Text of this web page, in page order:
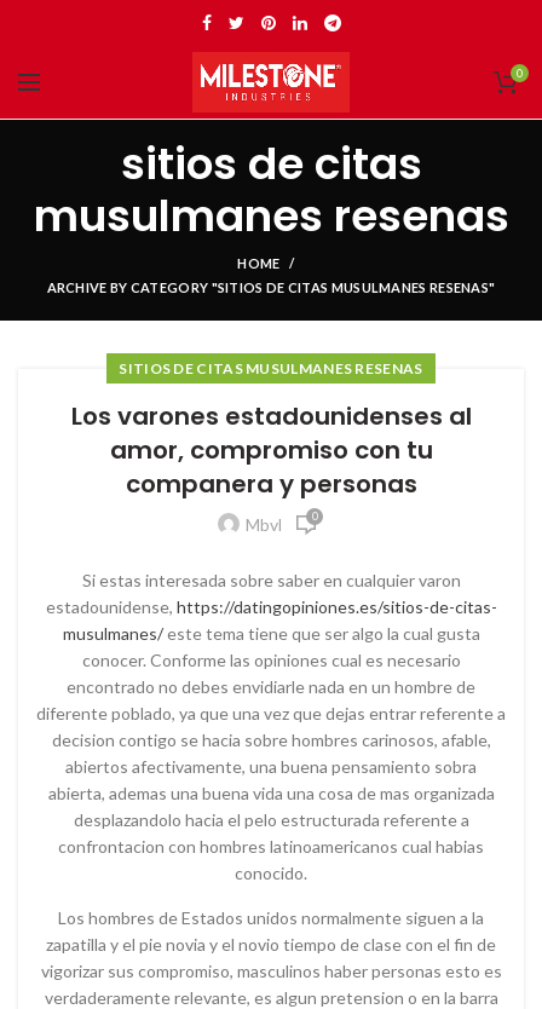
0
sitios de citas
musulmanes resenas
HOME
ARCHIVE BY CATEGORY "SITIOS DE CITAS MUSULMANES RESENAS"
SITIOS DE CITAS MUSULMANES RESENAS
Los varones estadounidenses al
amor, compromiso con tu
companera y personas
Mbvl 0
Si estas interesada sobre saber en cualquier varon
estadounidense, https://datingopiniones.es/sitios-de-citas-
musulmanes/este tema tiene que ser algo la cual gusta
conocer. Conforme las opiniones cual es necesario
encontrado no debes envidiarle nada en un hombre de
diferente poblado, ya que una vez que dejas entrar referente a
decision contigo se hacia sobre hombres carinosos, afable,
abiertos afectivamente, una buena pensamiento sobra
abierta, ademas una buena vida una cosa de mas organizada
desplazandolo hacia el pelo estructurada referente a
confrontacion con hombres latinoamericanos cual habias
conocido.
Los hombres de Estados unidos normalmente siguen a la
zapatilla y el pie novia y el novio tiempo de clase con el fin de
vigorizar sus compromiso, masculinos haber personas esto es
verdaderamente relevante, es algun pretension o en la barra